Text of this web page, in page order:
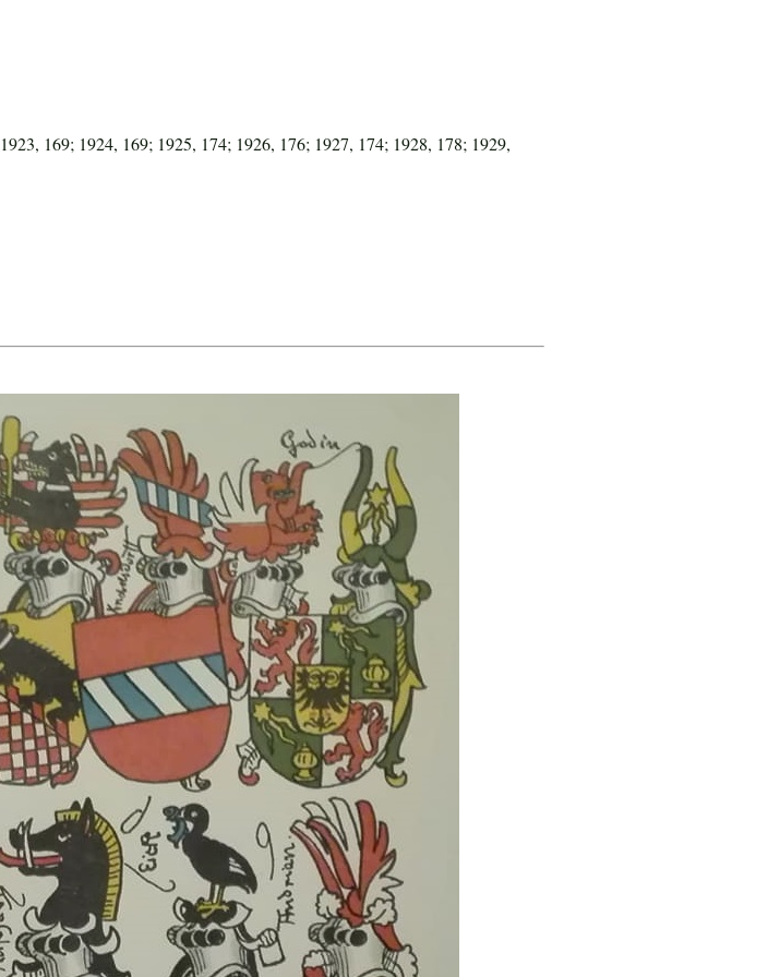
169; 1924, 169; 1925, 174; 1926, 176; 1927, 174; 1928, 178; 1929,